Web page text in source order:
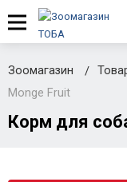
Зоомагазин
Monge Fruit
Корм для